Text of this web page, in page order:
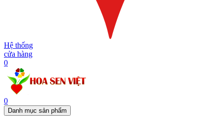
Hệ thống
cửa hàng
0
0
Danh mục sản phẩm